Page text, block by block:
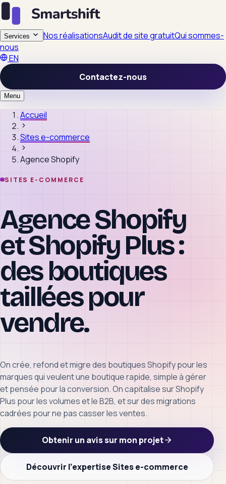
Services Nos réalisationsAudit de site gratuitQui sommes-
nous
EN
Contactez-nous
Menu
Accueil
Sites e-commerce
Agence Shopify
SITES E-COMMERCE
Agence Shopify
et Shopify Plus :
des boutiques
taillées pour
vendre.
On crée, refond et migre des boutiques Shopify pour les
marques qui veulent une boutique rapide, simple à gérer
et pensée pour la conversion. On capitalise sur Shopify
Plus pour les volumes et le B2B, et sur des migrations
cadrées pour ne pas casser les ventes.
Obtenir un avis sur mon projet
Découvrir l’expertiseSites e-commerce